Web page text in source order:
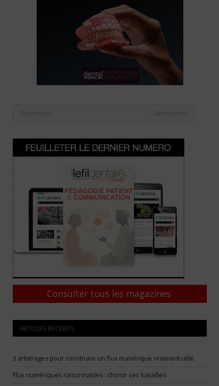
Consulter tous les magazines
ARTICLES RÉCENTS
3 arbitrages pour construire un flux numérique vraiment utile
Flux numériques raisonnables : choisir ses batailles